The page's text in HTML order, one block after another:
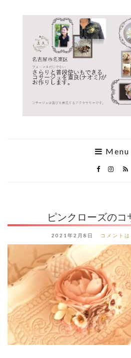
Menu
ピンクローズのコ
2021年2月8日 コメントは